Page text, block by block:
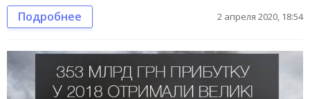
Подробнее 2 апреля 2020, 18:54